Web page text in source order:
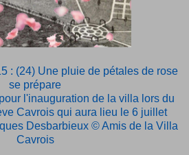
: (24) Une pluie de pétales de rose
se prépare
l'inauguration de la villa lors du
Cavrois qui aura lieu le 6 juillet
Desbarbieux © Amis de la Villa
Cavrois